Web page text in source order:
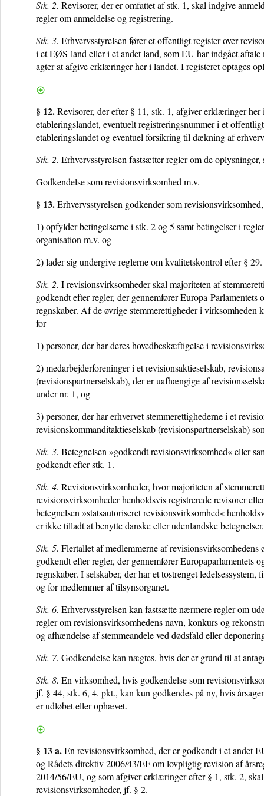
Stk. 2. Revisorer, der er omfattet af stk. 1, skal indgive
regler om anmeldelse og registrering.
Stk. 3. Erhvervsstyrelsen fører et offentligt register over
i et EØS-land eller i et andet land, som EU har indgået
agter at afgive erklæringer her i landet. I registeret optages
§ 12.Revisorer, der efter§ 11, stk. 1, afgiver erklæringer her
etableringslandet, eventuelt registreringsnummer i et
etableringslandet og eventuel forsikring til dækning af
Stk. 2. Erhvervsstyrelsen fastsætter regler om de
Godkendelse som revisionsvirksomhed m.v.
§ 13.Erhvervsstyrelsen godkender som
1) opfylder betingelserne i stk. 2 og 5 samt betingelser i
organisation m.v. og
2) lader sig undergive reglerne om kvalitetskontrol efter§ 29.
Stk. 2. I revisionsvirksomheder skal majoriteten af
godkendt efter regler, der gennemfører Europa-
regnskaber. Af de øvrige stemmerettigheder i
for
1) personer, der har deres hovedbeskæftigelse i
2) medarbejderforeninger i et revisionsaktieselskab,
(revisionspartnerselskab), der er uafhængige af
under nr. 1, og
3) personer, der har erhvervet stemmerettighederne i et
revisionskommanditaktieselskab (revisionspartnerselskab)
Stk. 3. Betegnelsen »godkendt revisionsvirksomhed« eller
godkendt efter stk. 1.
Stk. 4. Revisionsvirksomheder, hvor majoriteten af
revisionsvirksomheder henholdsvis registrerede revisorer
betegnelsen »statsautoriseret revisionsvirksomhed«
er ikke tilladt at benytte danske eller udenlandske
Stk. 5. Flertallet af medlemmerne af
godkendt efter regler, der gennemfører
regnskaber. I selskaber, der har et tostrenget
og for medlemmer af tilsynsorganet.
Stk. 6. Erhvervsstyrelsen kan fastsætte nærmere regler om
regler om revisionsvirksomhedens navn, konkurs og
og afhændelse af stemmeandele ved dødsfald eller
Stk. 7. Godkendelse kan nægtes, hvis der er grund til at
Stk. 8. En virksomhed, hvis godkendelse som
jf. § 44, stk. 6, 4. pkt., kan kun godkendes på ny, hvis
er udløbet eller ophævet.
§ 13 a.En revisionsvirksomhed, der er godkendt i et andet
og Rådets direktiv 2006/43/EF om lovpligtig revision af
2014/56/EU, og som afgiver erklæringer efter§ 1, stk. 2,
revisionsvirksomheder, jf. § 2.